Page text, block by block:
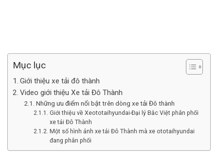
Mục lục
Giới thiệu xe tải đô thành
Video giới thiệu Xe tải Đô Thành
Những ưu điểm nổi bật trên dòng xe tải Đô thành
Giới thiệu về Xeototaihyundai-Đại lý Bắc Việt phân phối
xe tải Đô Thành
Một số hình ảnh xe tải Đô Thành mà xe ototaihyundai
đang phân phối